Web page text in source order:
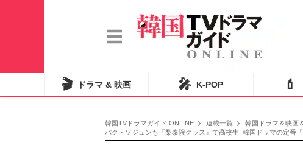
🎬 ドラマ & 映画 🎤 K-POP 💄
韓国TVドラマガイド ONLINE 連載一覧
韓国ドラマ＆映画
パク・ソジュンも『梨泰院クラス』で高校生! 韓国ドラマの定番